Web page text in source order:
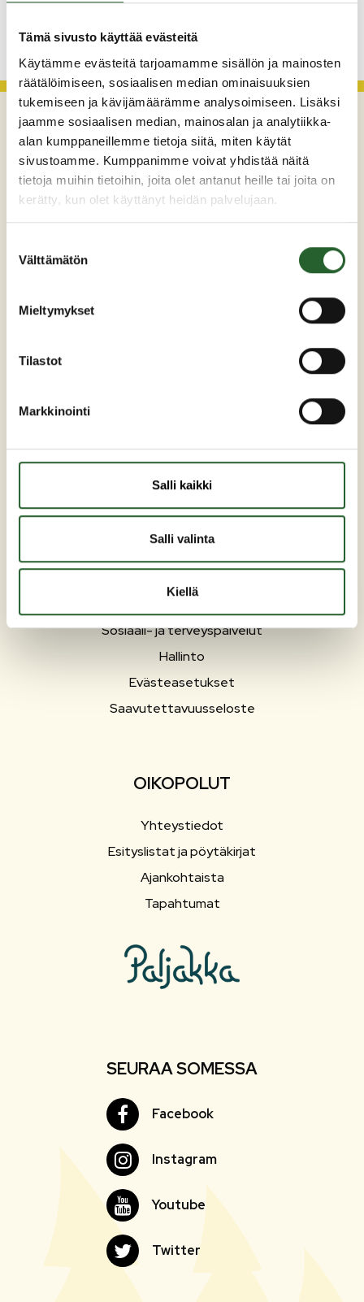
Tämä sivusto käyttää evästeitä
Käytämme evästeitä tarjoamamme sisällön ja mainosten
räätälöimiseen, sosiaalisen median ominaisuuksien
tukemiseen ja kävijämäärämme analysoimiseen. Lisäksi
jaamme sosiaalisen median, mainosalan ja analytiikka-
alan kumppaneillemme tietoja siitä, miten käytät
sivustoamme. Kumppanimme voivat yhdistää näitä
tietoja muihin tietoihin, joita olet antanut heille tai joita on
kerätty, kun olet käyttänyt heidän palvelujaan.
valinta
Välttämätön
Mieltymykset
Tilastot
Markkinointi
Salli kaikki
Salli valinta
Kiellä
PUOLANKA
Sosiaali- ja terveyspalvelut
Hallinto
Evästeasetukset
Saavutettavuusseloste
OIKOPOLUT
Yhteystiedot
Esityslistat ja pöytäkirjat
Ajankohtaista
Tapahtumat
SEURAA SOMESSA
FacebookFacebook
InstagramInstagram
YoutubeYoutube
Twitter Twitter